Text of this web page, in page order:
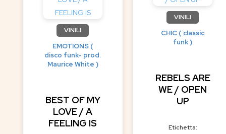
VINILI
EMOTIONS (
disco funk- prod.
Maurice White )
BEST OF MY
LOVE / A
FEELING IS
VINILI
CHIC ( classic
funk )
REBELS ARE
WE / OPEN
UP
Etichetta: